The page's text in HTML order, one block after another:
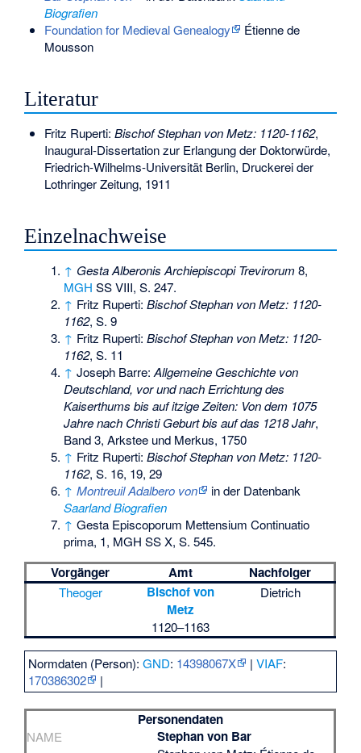
Biografien
Foundation for Medieval Genealogy
Étienne de
Mousson
Literatur
Fritz Ruperti: Bischof Stephan von Metz: 1120-1162,
Inaugural-Dissertation zur Erlangung der Doktorwürde,
Friedrich-Wilhelms-Universität Berlin, Druckerei der
Lothringer Zeitung, 1911
Einzelnachweise
↑ Gesta Alberonis Archiepiscopi Trevirorum 8,
MGH SS VIII, S. 247.
↑ Fritz Ruperti:Bischof Stephan von Metz: 1120-
1162, S. 9
↑ Fritz Ruperti:Bischof Stephan von Metz: 1120-
1162, S. 11
↑ Joseph Barre:Allgemeine Geschichte von
Deutschland, vor und nach Errichtung des
Kaiserthums bis auf itzige Zeiten: Von dem 1075
Jahre nach Christi Geburt bis auf das 1218 Jahr,
Band 3, Arkstee und Merkus, 1750
↑ Fritz Ruperti:Bischof Stephan von Metz: 1120-
1162, S. 16, 19, 29
↑ Montreuil Adalbero von
in der Datenbank
Saarland Biografien
↑ Gesta Episcoporum Mettensium Continuatio
prima, 1, MGH SS X, S. 545.
Vorgänger Amt Nachfolger
Theoger
Bischof von
Metz
1120–1163
Dietrich
Normdaten (Person):GND: 14398067X |VIAF:
170386302
|
Personendaten
NAME Stephan von Bar